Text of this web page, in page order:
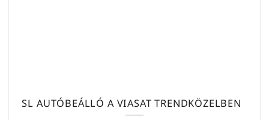
SL AUTÓBEÁLLÓ A VIASAT TRENDKÖZELBEN